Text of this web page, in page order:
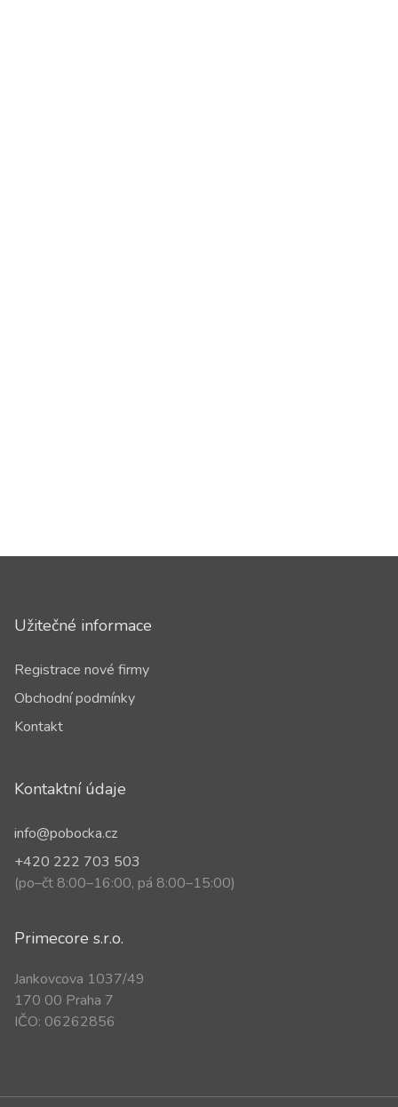
Užitečné informace
Registrace nové firmy
Obchodní podmínky
Kontakt
Kontaktní údaje
info@pobocka.cz
+420 222 703 503
(po–čt 8:00–16:00, pá 8:00–15:00)
Primecore s.r.o.
Jankovcova 1037/49
170 00 Praha 7
IČO: 06262856